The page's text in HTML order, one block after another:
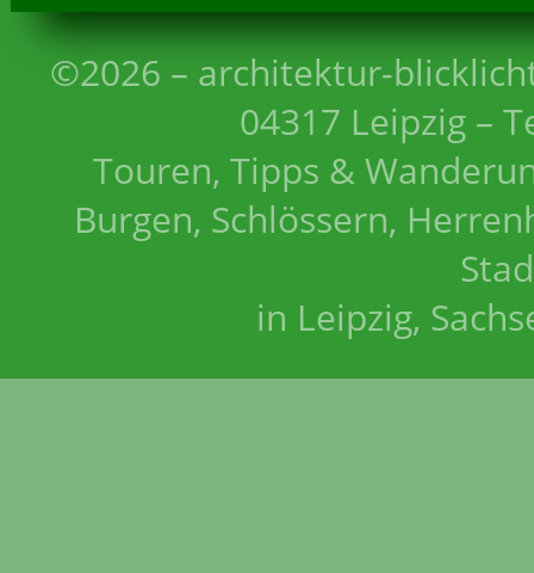
©2026 – architektur-
04317 Leipzig –
Touren, Tipps &
Burgen, Schlössern,
in Leipzig,